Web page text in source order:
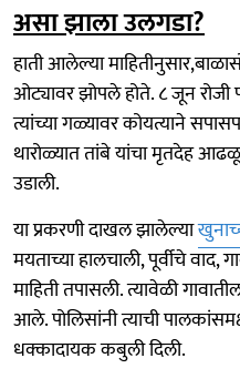
असा झाला उलगडा?
हाती आलेल्या
ओट्यावर झोपले होते. ८ जून रोजी
त्यांच्या गळ्यावर कोयत्याने
थारोळ्यात तांबे यांचा मृतदेह
उडाली.
या प्रकरणी दाखल झालेल्या
मयताच्या हालचाली, पूर्वीचे
माहिती तपासली. त्यावेळी
आले. पोलिसांनी त्याची
धक्कादायक कबुली दिली.